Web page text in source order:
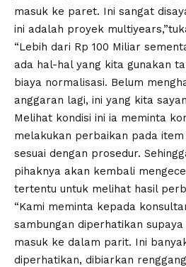
masuk ke paret. Ini sangat
ini adalah proyek
“Lebih dari Rp 100 Miliar
ada hal-hal yang kita gunakan
biaya normalisasi. Belum
anggaran lagi, ini yang kita
Melihat kondisi ini ia meminta
melakukan perbaikan pada
sesuai dengan prosedur.
pihaknya akan kembali
tertentu untuk melihat hasil
“Kami meminta kepada
sambungan diperhatikan
masuk ke dalam parit. Ini
diperhatikan, dibiarkan